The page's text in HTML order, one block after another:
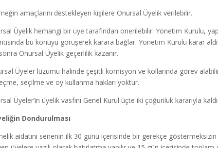
amaçlarını destekleyen kişilere Onursal Üyelik verilebilir.
Üyelik herhangi bir üye tarafından önerilebilir. Yönetim Kurulu,
bu konuyu görüşerek karara bağlar. Yönetim Kurulu karar
Onursal Üyelik geçerlilik kazanır.
Üyeler lüzumu halinde çeşitli komisyon ve kollarında görev
seçilme ve oy kullanma hakları yoktur.
Üyeler’in üyelik vasfını Genel Kurul üçte iki çoğunluk kararıyla
Dondurulması
aidatını senenin ilk 30 günü içerisinde bir gerekçe göstermeksizin